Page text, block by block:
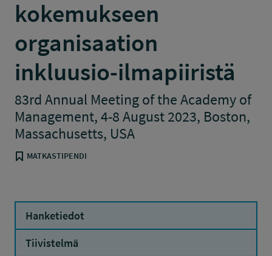
kokemukseen
organisaation
inkluusio-ilmapiiristä
83rd Annual Meeting of the Academy of
Management, 4-8 August 2023, Boston,
Massachusetts, USA
MATKASTIPENDI
Hanketiedot
Tiivistelmä